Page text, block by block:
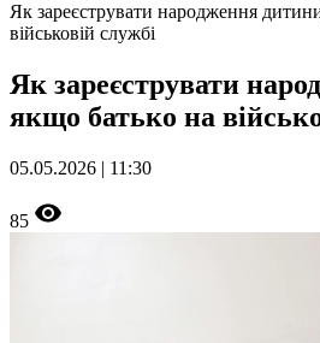
Як зареєструвати народження
військовій службі
Як зареєструвати
якщо батько на
05.05.2026 | 11:30
85